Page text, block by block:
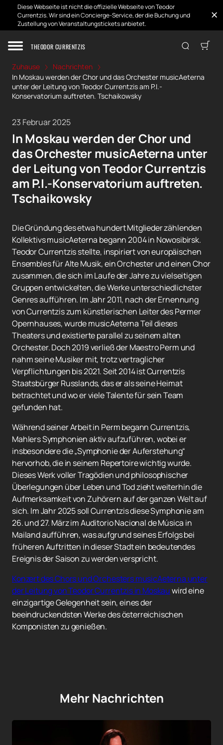
Diese Webseite ist nicht die offizielle Webseite von Teodor
Currentzis. Wir sind ein Concierge-Service, der die Buchung und
Zustellung von Veranstaltungstickets anbietet.
THEODOR CURRENTZIS
Zuhause
Nachrichten
In Moskau werden der Chor und das Orchester musicAeterna
unter der Leitung von Teodor Currentzis am P.I.-
Konservatorium auftreten. Tschaikowsky
23 Februar 2025
In Moskau werden der Chor und
das Orchester musicAeterna unter
der Leitung von Teodor Currentzis
am P.I.-Konservatorium auftreten.
Tschaikowsky
Die Gründung des etwa hundert Mitglieder zählenden
Kollektivs musicAeterna begann 2004 in Nowosibirsk.
Teodor Currentzis stellte, inspiriert von europäischen
Ensembles für Alte Musik, ein Orchester und einen Chor
zusammen, die sich im Laufe der Jahre zu vielseitigen
Gruppen entwickelten, die Werke unterschiedlichster
Genres aufführen. Im Jahr 2011, nach der Ernennung
von Currentzis zum künstlerischen Leiter des Permer
Opernhauses, wurde musicAeterna Teil dieses
Theaters und existierte parallel zu seinem alten
Orchester. Doch 2019 verließ der Maestro Perm und
nahm seine Musiker mit, trotz vertraglicher
Verpflichtungen bis 2021. Seit 2014 ist Currentzis
Staatsbürger Russlands, das er als seine Heimat
betrachtet und wo er viele Talente für sein Team
gefunden hat.
Während seiner Arbeit in Perm begann Currentzis,
Mahlers Symphonien aktiv aufzuführen, wobei er
insbesondere die „Symphonie der Auferstehung“
hervorhob, die in seinem Repertoire wichtig wurde.
Dieses Werk voller Tragödien und philosophischer
Überlegungen über Leben und Tod zieht weiterhin die
Aufmerksamkeit von Zuhörern auf der ganzen Welt auf
sich. Im Jahr 2025 soll Currentzis diese Symphonie am
26. und 27. März im Auditorio Nacional de Música in
Mailand aufführen, was aufgrund seines Erfolgs bei
früheren Auftritten in dieser Stadt ein bedeutendes
Ereignis der Saison zu werden verspricht.
Konzert des Chors und Orchesters musicAeterna unter
der Leitung von Teodor Currentzis in Moskauwird eine
einzigartige Gelegenheit sein, eines der
beeindruckendsten Werke des österreichischen
Komponisten zu genießen.
Mehr Nachrichten